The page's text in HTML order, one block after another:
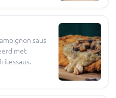
saus
met